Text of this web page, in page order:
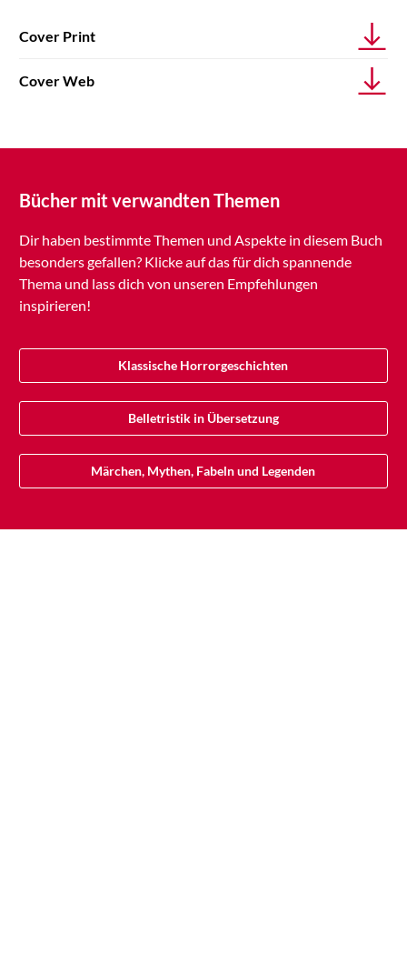
Cover Print
Cover Web
Bücher mit verwandten Themen
Dir haben bestimmte Themen und Aspekte in diesem Buch
besonders gefallen? Klicke auf das für dich spannende
Thema und lass dich von unseren Empfehlungen
inspirieren!
Klassische Horrorgeschichten
Belletristik in Übersetzung
Märchen, Mythen, Fabeln und Legenden